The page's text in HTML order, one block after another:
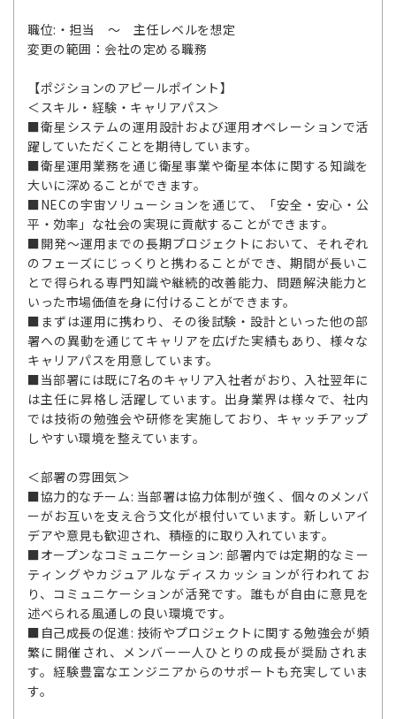
職位:・担当 ～ 主任レベルを想定
変更の範囲：会社の定める職務
【ポジションのアピールポイント】
＜スキル・経験・キャリアパス＞
■衛星システムの運用設計および運用オペレーションで活
躍していただくことを期待しています。
■衛星運用業務を通じ衛星事業や衛星本体に関する知識を
大いに深めることができます。
■NECの宇宙ソリューションを通じて、「安全・安心・公
平・効率」な社会の実現に貢献することができます。
■開発～運用までの長期プロジェクトにおいて、それぞれ
のフェーズにじっくりと携わることができ、期間が長いこ
とで得られる専門知識や継続的改善能力、問題解決能力と
いった市場価値を身に付けることができます。
■まずは運用に携わり、その後試験・設計といった他の部
署への異動を通じてキャリアを広げた実績もあり、様々な
キャリアパスを用意しています。
■当部署には既に7名のキャリア入社者がおり、入社翌年に
は主任に昇格し活躍しています。出身業界は様々で、社内
では技術の勉強会や研修を実施しており、キャッチアップ
しやすい環境を整えています。
＜部署の雰囲気＞
■協力的なチーム: 当部署は協力体制が強く、個々のメンバ
ーがお互いを支え合う文化が根付いています。新しいアイ
デアや意見も歓迎され、積極的に取り入れています。
■オープンなコミュニケーション: 部署内では定期的なミー
ティングやカジュアルなディスカッションが行われてお
り、コミュニケーションが活発です。誰もが自由に意見を
述べられる風通しの良い環境です。
■自己成長の促進: 技術やプロジェクトに関する勉強会が頻
繁に開催され、メンバー一人ひとりの成長が奨励されま
す。経験豊富なエンジニアからのサポートも充実していま
す。